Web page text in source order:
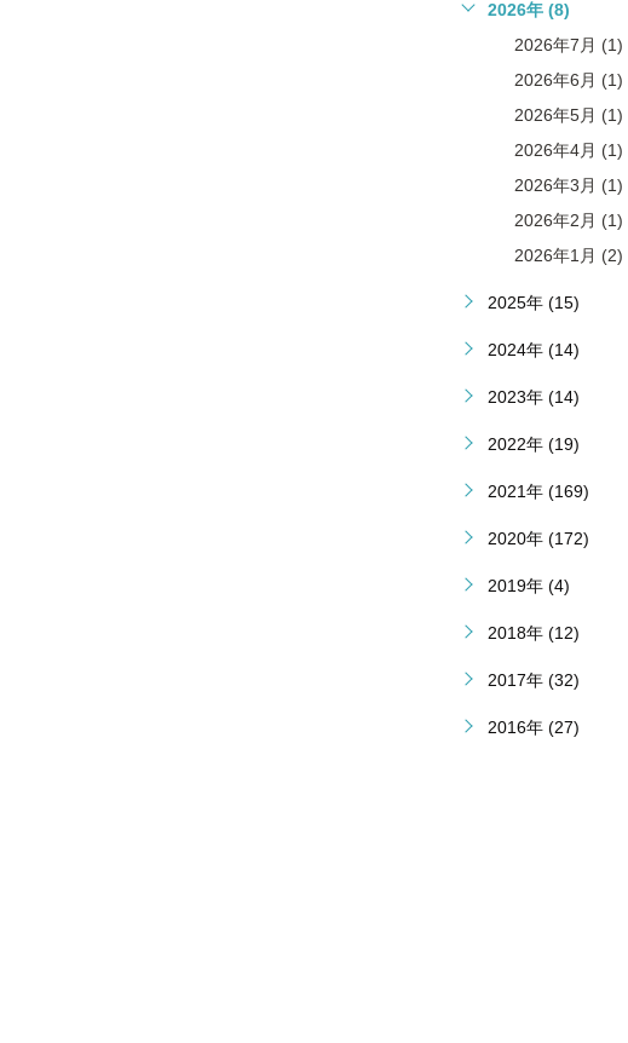
2026年 (8)
2026年7月 (1)
2026年6月 (1)
2026年5月 (1)
2026年4月 (1)
2026年3月 (1)
2026年2月 (1)
2026年1月 (2)
2025年 (15)
2024年 (14)
2023年 (14)
2022年 (19)
2021年 (169)
2020年 (172)
2019年 (4)
2018年 (12)
2017年 (32)
2016年 (27)